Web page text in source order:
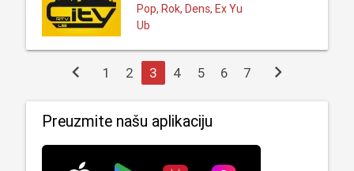
Pop, Rok, Dens, Ex Yu
Ub
chevron_left 1 2 3 4 5 6 7 chevron_right
Preuzmite našu aplikaciju